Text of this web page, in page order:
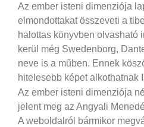
Az ember isteni dimenziója
elmondottakat összeveti a
halottas könyvben olvasható
kerül még Swedenborg,
neve is a műben. Ennek
hitelesebb képet alkothatnak
Az ember isteni dimenziója
jelent meg az Angyali
A weboldalról bármikor